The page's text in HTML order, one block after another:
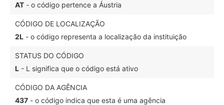
AT - o código pertence a Áustria
CÓDIGO DE LOCALIZAÇÃO
2L - o código representa a localização da instituição
STATUS DO CÓDIGO
L - L significa que o código está ativo
CÓDIGO DA AGÊNCIA
437 - o código indica que esta é uma agência